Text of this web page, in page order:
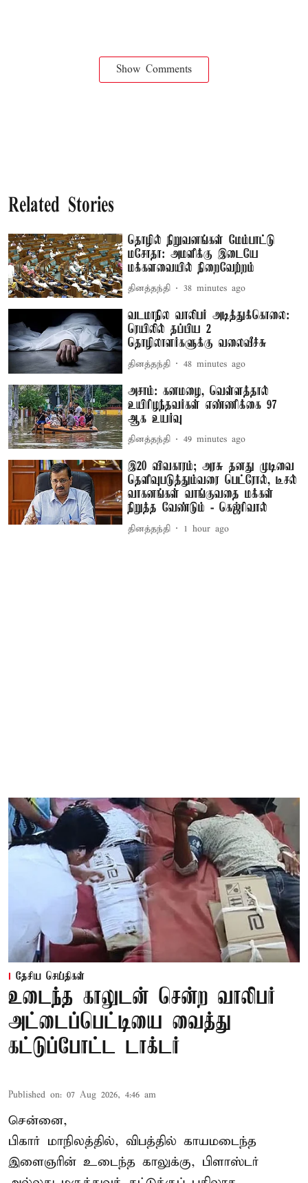
Show Comments
Related Stories
தொழில் நிறுவனங்கள் மேம்பாட்டு
மசோதா: அமளிக்கு இடையே
மக்களவையில் நிறைவேற்றம்
தினத்தந்தி 38 minutes ago
வடமாநில வாலிபர் அடித்துக்கொலை:
ரெயிலில் தப்பிய 2
தொழிலாளர்களுக்கு வலைவீச்சு
தினத்தந்தி 48 minutes ago
அசாம்: கனமழை, வெள்ளத்தால்
உயிரிழந்தவர்கள் எண்ணிக்கை 97
ஆக உயர்வு
தினத்தந்தி 49 minutes ago
இ20 விவகாரம்; அரசு தனது முடிவை
தெளிவுபடுத்தும்வரை பெட்ரோல், டீசல்
வாகனங்கள் வாங்குவதை மக்கள்
நிறுத்த வேண்டும் - கெஜ்ரிவால்
தினத்தந்தி 1 hour ago
தேசிய செய்திகள்
உடைந்த காலுடன் சென்ற வாலிபர்
அட்டைப்பெட்டியை வைத்து
கட்டுப்போட்ட டாக்டர்
Published on: 07 Aug 2026, 4:46 am
சென்னை,
பிகார் மாநிலத்தில், விபத்தில் காயமடைந்த
இளைஞரின் உடைந்த காலுக்கு, பிளாஸ்டர்